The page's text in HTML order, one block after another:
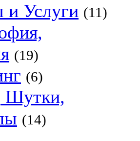
и Услуги (11)
(19)
(6)
(14)